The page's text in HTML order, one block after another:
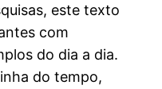
este texto
com
do dia a dia.
do tempo,